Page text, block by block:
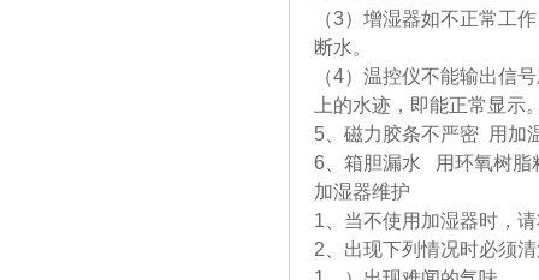
（3）增湿器如不正常工
断水。
（4）温控仪不能输出信
上的水迹，即能正常显示
5、磁力胶条不严密 用加
6、箱胆漏水 用环氧树脂
加湿器维护
1、当不使用加湿器时，
2、出现下列情况时必须